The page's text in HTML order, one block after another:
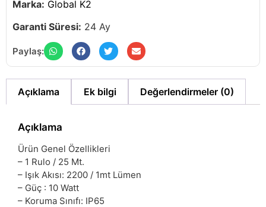
Marka: Global K2
Garanti Süresi: 24 Ay
Paylaş:
Açıklama Ek bilgi Değerlendirmeler (0)
Açıklama
Ürün Genel Özellikleri
– 1 Rulo / 25 Mt.
– Işık Akısı: 2200 / 1mt Lümen
– Güç : 10 Watt
– Koruma Sınıfı: IP65